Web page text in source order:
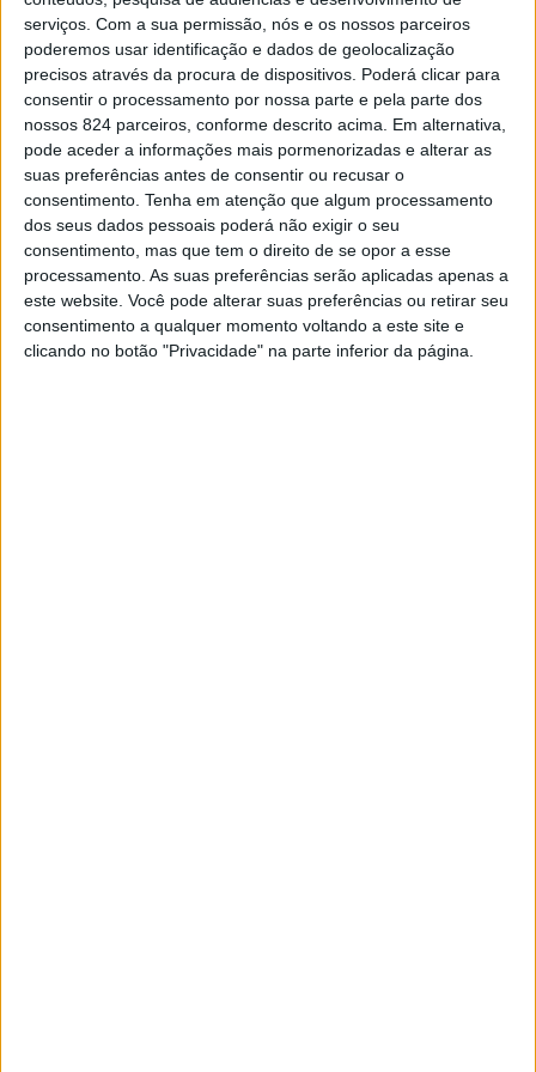
serviços. Com a sua permissão, nós e os nossos parceiros
poderemos usar identificação e dados de geolocalização
precisos através da procura de dispositivos. Poderá clicar para
consentir o processamento por nossa parte e pela parte dos
nossos 824 parceiros, conforme descrito acima. Em alternativa,
pode aceder a informações mais pormenorizadas e alterar as
suas preferências antes de consentir ou recusar o
consentimento. Tenha em atenção que algum processamento
dos seus dados pessoais poderá não exigir o seu
consentimento, mas que tem o direito de se opor a esse
processamento. As suas preferências serão aplicadas apenas a
este website. Você pode alterar suas preferências ou retirar seu
consentimento a qualquer momento voltando a este site e
clicando no botão "Privacidade" na parte inferior da página.
a regar, todos os dias damos uma atenção
especial para ver como anda o crescimento,
vemos se algum galhinho sobreviveu à
tempestade do dia anterior e cuidamos,
diariamente. Tudo isso para ela florescer. E
quando floresce, lá fica ela: grande, linda e a dar
um bom dia para o sol. Assim é o amor e é nisso
que ela acredita.